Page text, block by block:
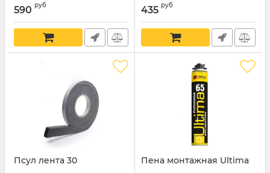
590 руб 435 руб
Псул лента 30 Пена монтажная Ultima